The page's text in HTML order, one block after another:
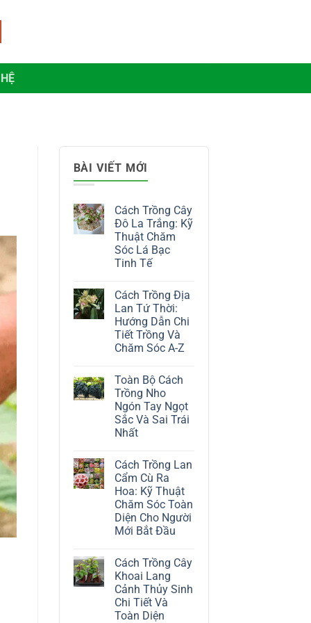
BÀI VIẾT MỚI
Cách Trồng Cây
Đô La Trắng: Kỹ
Thuật Chăm
Sóc Lá Bạc
Tinh Tế
bình
luận
ở
Cách
Trồng
Cây
Đô
Kỹ
Thuật
Chăm
Sóc
Lá
Bạc
Tinh
Cách Trồng Địa
Lan Tứ Thời:
Hướng Dẫn Chi
Tiết Trồng Và
Chăm Sóc A-Z
bình
luận
Cách
Trồng
Địa
Lan
Hướng
Dẫn
Chi
Tiết
Trồng
Và
Chăm
Sóc
A-
Toàn Bộ Cách
Trồng Nho
Ngón Tay Ngọt
Sắc Và Sai Trái
Nhất
bình
luận
ở
Toàn
Bộ
Cách
Trồng
Nho
Ngón
Sắc
Và
Sai
Trái
Nhất
Cách Trồng Lan
Cẩm Cù Ra
Hoa: Kỹ Thuật
Chăm Sóc Toàn
Diện Cho Người
Mới Bắt Đầu
bình
luận
ở
Cách
Trồng
Lan
Cẩm
Cách Trồng Cây
Khoai Lang
Cảnh Thủy Sinh
Chi Tiết Và
Toàn Diện